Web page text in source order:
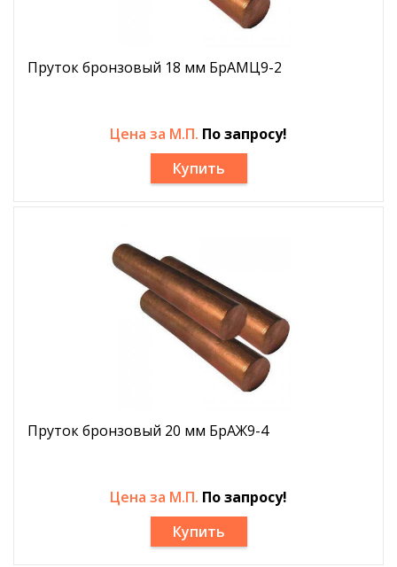
Пруток бронзовый 18 мм БрАМЦ9-2
Цена за М.П. По запросу!
Купить
Пруток бронзовый 20 мм БрАЖ9-4
Цена за М.П. По запросу!
Купить